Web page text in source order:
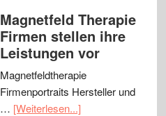
Magnetfeld Therapie
Firmen stellen ihre
Leistungen vor
Magnetfeldtherapie
Firmenportraits Hersteller und
… [Weiterlesen...]